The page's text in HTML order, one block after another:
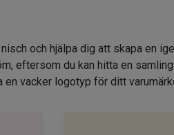
och hjälpa dig att skapa en
eftersom du kan hitta en
vacker logotyp för ditt